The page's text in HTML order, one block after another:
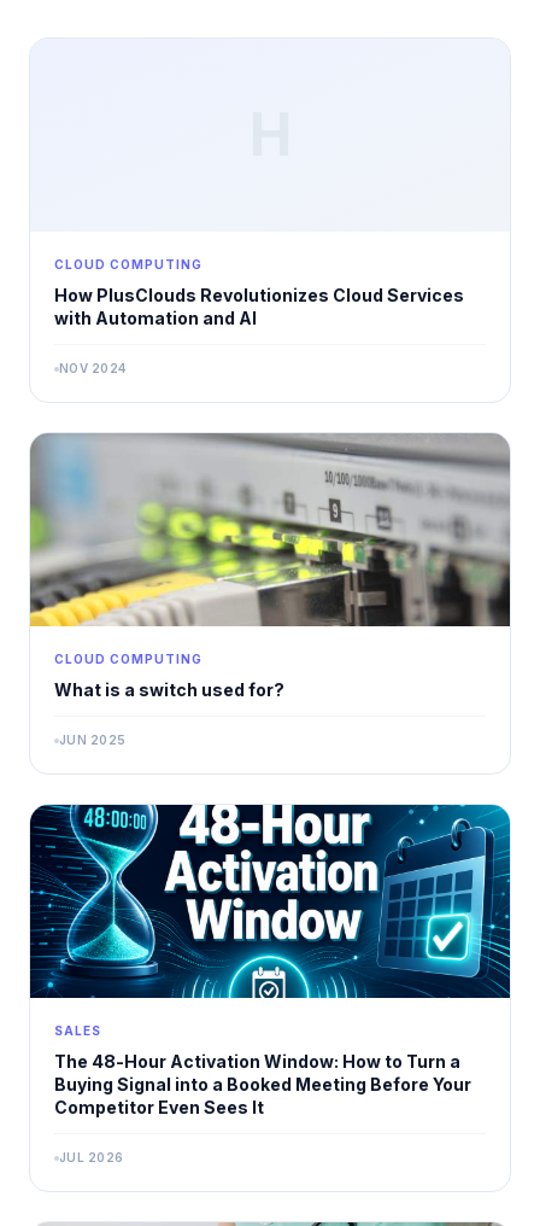
CLOUD COMPUTING
How PlusClouds Revolutionizes Cloud Services
with Automation and AI
NOV 2024
CLOUD COMPUTING
What is a switch used for?
JUN 2025
SALES
The 48-Hour Activation Window: How to Turn a
Buying Signal into a Booked Meeting Before Your
Competitor Even Sees It
JUL 2026